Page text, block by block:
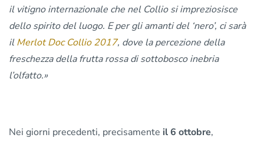
il vitigno internazionale che nel Collio si impreziosisce
dello spirito del luogo. E per gli amanti del ‘nero’, ci sarà
ilMerlot Doc Collio 2017, dove la percezione della
freschezza della frutta rossa di sottobosco inebria
l’olfatto.»
Nei giorni precedenti, precisamente il 6 ottobre,